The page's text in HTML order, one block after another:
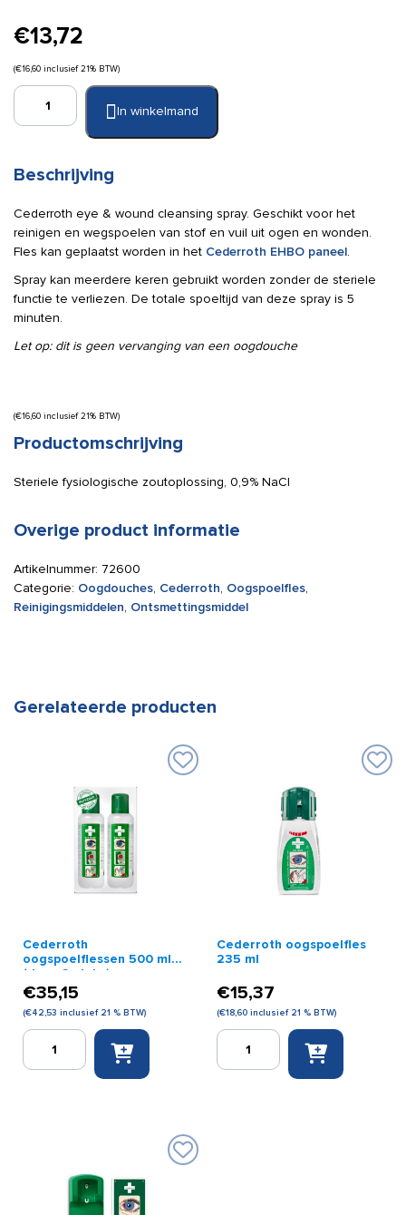
€13,72
(€16,60 inclusief 21% BTW)
Cederroth
150ml
In winkelmand
Beschrijving
Cederroth eye & wound cleansing spray. Geschikt voor het
reinigen en wegspoelen van stof en vuil uit ogen en wonden.
Fles kan geplaatst worden in het Cederroth EHBO paneel.
Spray kan meerdere keren gebruikt worden zonder de steriele
functie te verliezen. De totale spoeltijd van deze spray is 5
minuten.
Let op: dit is geen vervanging van een oogdouche
(€16,60 inclusief 21% BTW)
Productomschrijving
Steriele fysiologische zoutoplossing, 0,9% NaCI
Overige product informatie
Artikelnummer: 72600
Categorie: Oogdouches, Cederroth, Oogspoelfles,
Reinigingsmiddelen, Ontsmettingsmiddel
Gerelateerde producten
Cederroth
oogspoelflessen 500 ml
(doos 2 stuks)
€35,15
(€42,53 inclusief 21 % BTW)
Cederroth
oogspoelflessen
Cederroth oogspoelfles
235 ml
€15,37
(€18,60 inclusief 21 % BTW)
Cederroth
oogspoelfles